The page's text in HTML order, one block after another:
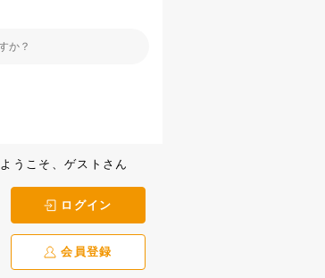
ようこそ、ゲストさん
ログイン
会員登録